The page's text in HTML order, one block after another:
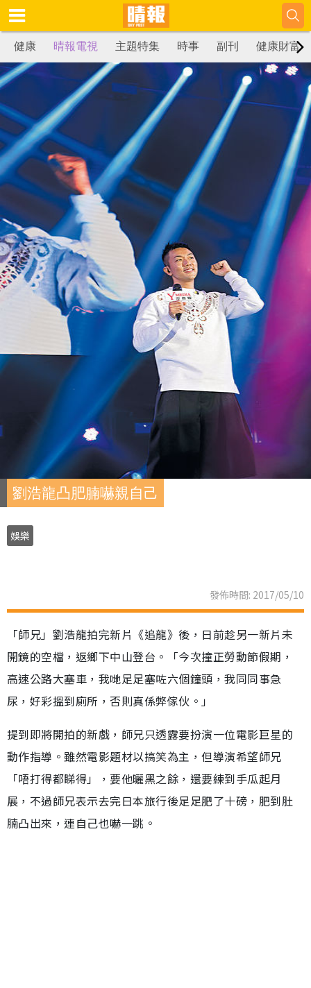
健康 晴報電視 主題特集 時事 副刊 健康財富
劉浩龍凸肥腩嚇親自己
娛樂
發佈時間: 2017/05/10
「師兄」劉浩龍拍完新片《追龍》後，日前趁另一新片未
開鏡的空檔，返鄉下中山登台。「今次撞正勞動節假期，
高速公路大塞車，我哋足足塞咗六個鐘頭，我同同事急
尿，好彩搵到廁所，否則真係弊傢伙。」
提到即將開拍的新戲，師兄只透露要扮演一位電影巨星的
動作指導。雖然電影題材以搞笑為主，但導演希望師兄
「唔打得都睇得」，要他曬黑之餘，還要練到手瓜起月
展，不過師兄表示去完日本旅行後足足肥了十磅，肥到肚
腩凸出來，連自己也嚇一跳。